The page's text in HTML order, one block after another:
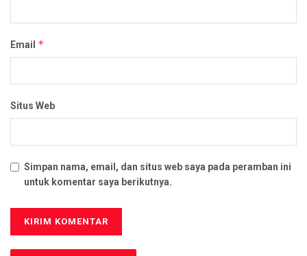
Email *
Situs Web
Simpan nama, email, dan situs web saya pada peramban ini
untuk komentar saya berikutnya.